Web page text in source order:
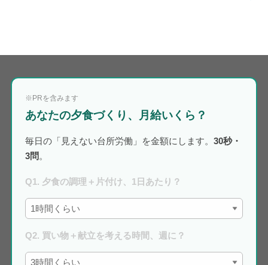
※PRを含みます
あなたの夕食づくり、月給いくら？
毎日の「見えない台所労働」を金額にします。30秒・
3問 。
Q1. 夕食の調理＋片付け、1日あたり？
Q2. 買い物＋献立を考える時間、週に？